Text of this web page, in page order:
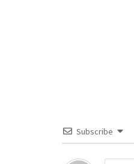
Subscribe